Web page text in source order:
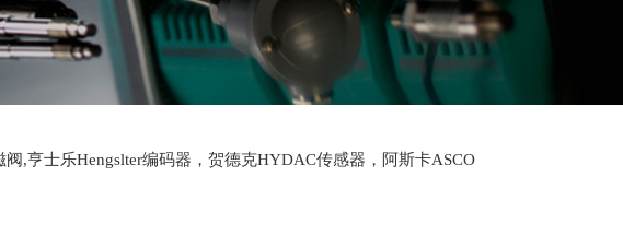
阀,亨士乐Hengslter编码器，贺德克HYDAC传感器，阿斯卡ASCO